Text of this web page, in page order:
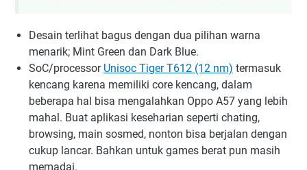
Desain terlihat bagus dengan dua pilihan warna
menarik; Mint Green dan Dark Blue.
SoC/processor Unisoc Tiger T612 (12 nm) termasuk
kencang karena memiliki core kencang, dalam
beberapa hal bisa mengalahkan Oppo A57 yang lebih
mahal. Buat aplikasi keseharian seperti chating,
browsing, main sosmed, nonton bisa berjalan dengan
cukup lancar. Bahkan untuk games berat pun masih
memadai.